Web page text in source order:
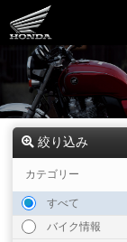
絞り込み
カテゴリー
すべて
バイク情報